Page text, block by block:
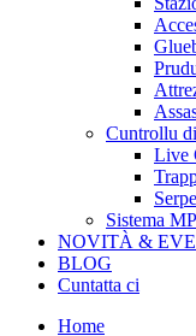
Cuntrollu
Live
Sistema
NOVITÀ &
BLOG
Cuntatta ci
Home